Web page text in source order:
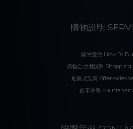
購物說明
購物說明 How To
購物金使用説明 Shopping
退換貨政策 After-sales
皮革保養